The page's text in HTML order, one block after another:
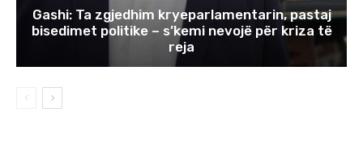
Gashi: Ta zgjedhim kryeparlamentarin, pastaj
bisedimet politike – s’kemi nevojë për kriza të
reja